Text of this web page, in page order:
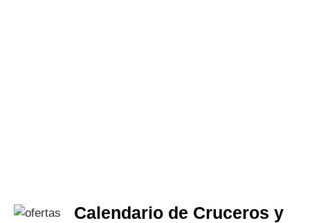
Calendario de Cruceros y